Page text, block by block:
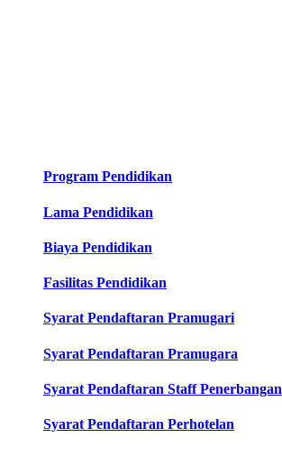
Program Pendidikan
Lama Pendidikan
Biaya Pendidikan
Fasilitas Pendidikan
Syarat Pendaftaran Pramugari
Syarat Pendaftaran Pramugara
Syarat Pendaftaran Staff Penerbangan
Syarat Pendaftaran Perhotelan